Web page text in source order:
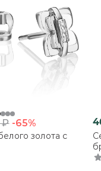
₽ -65%
золота с